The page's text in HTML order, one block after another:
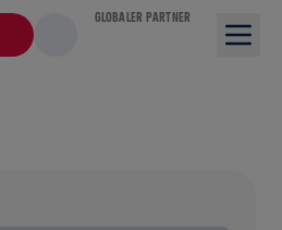
GLOBALER PARTNER